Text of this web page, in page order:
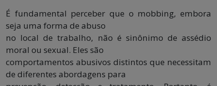
É fundamental perceber que o mobbing, embora
seja uma forma de abuso
no local de trabalho, não é sinônimo de assédio
moral ou sexual. Eles são
comportamentos abusivos distintos que necessitam
de diferentes abordagens para